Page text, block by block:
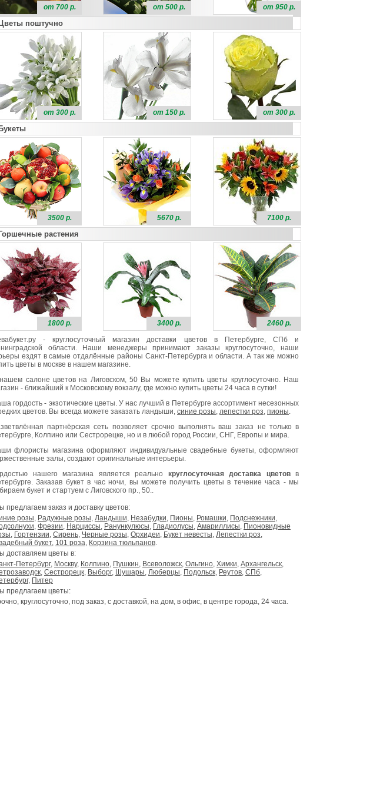
от 700 р. от 500 р. от 950 р.
Цветы поштучно
от 300 р. от 150 р. от 300 р.
Букеты
3500 р. 5670 р. 7100 р.
Горшечные растения
1800 р. 3400 р.
2460 р.
- круглосуточный магазин доставки цветов в Петербурге, СПб и
области. Наши менеджеры принимают заказы круглосуточно, наши
ездят в самые отдалённые районы Санкт-Петербурга и области. А так же можно
цветы в москве в нашем магазине.
салоне цветов на Лиговском, 50 Вы можете купить цветы круглосуточно. Наш
- ближайший к Московскому вокзалу, где можно купить цветы 24 часа в сутки!
гордость - экзотические цветы. У нас лучший в Петербурге ассортимент несезонных
цветов. Вы всегда можете заказать ландыши, синие розы, лепестки роз, пионы.
партнёрская сеть позволяет срочно выполнять ваш заказ не только в
Колпино или Сестрорецке, но и в любой город России, СНГ, Европы и мира.
флористы магазина оформляют индивидуальные свадебные букеты, оформляют
залы, создают оригинальные интерьеры.
нашего магазина является реально круглосуточная доставка цветовв
Заказав букет в час ночи, вы можете получить цветы в течение часа - мы
букет и стартуем с Лиговского пр., 50..
предлагаем заказ и доставку цветов:
розы, Радужные розы, Ландыши, Незабудки, Пионы, Ромашки, Подснежники,
, Фрезии, Нарциссы, Ранункулюсы, Гладиолусы, Амариллисы, Пионовидные
, Гортензии, Сирень, Черные розы, Орхидеи, Букет невесты, Лепестки роз,
букет, 101 роза, Корзина тюльпанов.
доставляем цветы в:
Петербург, Москву, Колпино, Пушкин, Всеволожск, Ольгино, Химки, Архангельск,
, Сестрорецк, Выборг, Шушары, Люберцы, Подольск, Реутов, СПб,
, Питер
предлагаем цветы:
круглосуточно, под заказ, с доставкой, на дом, в офис, в центре города, 24 часа.